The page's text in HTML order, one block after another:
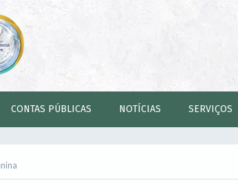
CONTAS PÚBLICAS NOTÍCIAS SERVIÇOS